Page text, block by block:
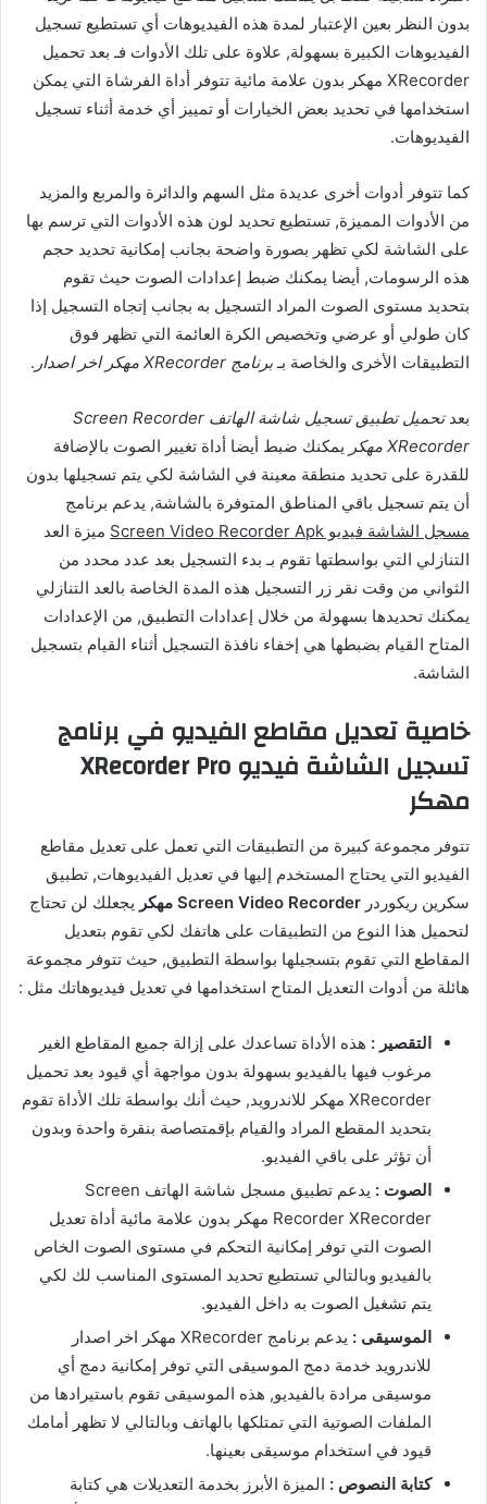
بدون النظر بعين الإعتبار لمدة هذه الفيديوهات أي تستطيع تسجيل
الفيديوهات الكبيرة بسهولة, علاوة على تلك الأدوات فـ بعد تحميل
XRecorder مهكر بدون علامة مائية تتوفر أداة الفرشاة التي يمكن
استخدامها في تحديد بعض الخيارات أو تمييز أي خدمة أثناء تسجيل
الفيديوهات.
كما تتوفر أدوات أخرى عديدة مثل السهم والدائرة والمربع والمزيد
من الأدوات المميزة, تستطيع تحديد لون هذه الأدوات التي ترسم بها
على الشاشة لكي تظهر بصورة واضحة بجانب إمكانية تحديد حجم
هذه الرسومات, أيضا يمكنك ضبط إعدادات الصوت حيث تقوم
بتحديد مستوى الصوت المراد التسجيل به بجانب إتجاه التسجيل إذا
كان طولي أو عرضي وتخصيص الكرة العائمة التي تظهر فوق
التطبيقات الأخرى والخاصة بـبرنامج XRecorder مهكر اخر اصدار .
بعد
تحميل تطبيق تسجيل شاشة الهاتف Screen Recorder
XRecorder مهكر
يمكنك ضبط أيضا أداة تغيير الصوت بالإضافة
للقدرة على تحديد منطقة معينة في الشاشة لكي يتم تسجيلها بدون
أن يتم تسجيل باقي المناطق المتوفرة بالشاشة, يدعم برنامج
مسجل الشاشة فيديو Screen Video Recorder Apk
ميزة العد
التنازلي التي بواسطتها تقوم بـ بدء التسجيل بعد عدد محدد من
الثواني من وقت نقر زر التسجيل هذه المدة الخاصة بالعد التنازلي
يمكنك تحديدها بسهولة من خلال إعدادات التطبيق, من الإعدادات
المتاح القيام بضبطها هي إخفاء نافذة التسجيل أثناء القيام بتسجيل
الشاشة.
خاصية تعديل مقاطع الفيديو في برنامج
تسجيل الشاشة فيديو XRecorder Pro
مهكر
تتوفر مجموعة كبيرة من التطبيقات التي تعمل على تعديل مقاطع
الفيديو التي يحتاج المستخدم إليها في تعديل الفيديوهات, تطبيق
سكرين ريكوردر Screen Video Recorder مهكر
يجعلك لن تحتاج
لتحميل هذا النوع من التطبيقات على هاتفك لكي تقوم بتعديل
المقاطع التي تقوم بتسجيلها بواسطة التطبيق, حيث تتوفر مجموعة
هائلة من أدوات التعديل المتاح استخدامها في تعديل فيديوهاتك مثل :
التقصير : هذه الأداة تساعدك على إزالة جميع المقاطع الغير
مرغوب فيها بالفيديو بسهولة بدون مواجهة أي قيود بعد تحميل
XRecorder مهكر للاندرويد, حيث أنك بواسطة تلك الأداة تقوم
بتحديد المقطع المراد والقيام بإقمتصاصة بنقرة واحدة وبدون
أن تؤثر على باقي الفيديو.
الصوت :
يدعم تطبيق مسجل شاشة الهاتف Screen
Recorder XRecorder مهكر بدون علامة مائية أداة تعديل
الصوت التي توفر إمكانية التحكم في مستوى الصوت الخاص
بالفيديو وبالتالي تستطيع تحديد المستوى المناسب لك لكي
يتم تشغيل الصوت به داخل الفيديو.
الموسيقى :
يدعم برنامج XRecorder مهكر اخر اصدار
للاندرويد خدمة دمج الموسيقى التي توفر إمكانية دمج أي
موسيقى مرادة بالفيديو, هذه الموسيقى تقوم باستيرادها من
الملفات الصوتية التي تمتلكها بالهاتف وبالتالي لا تظهر أمامك
قيود في استخدام موسيقى بعينها.
كتابة النصوص : الميزة الأبرز بخدمة التعديلات هي كتابة